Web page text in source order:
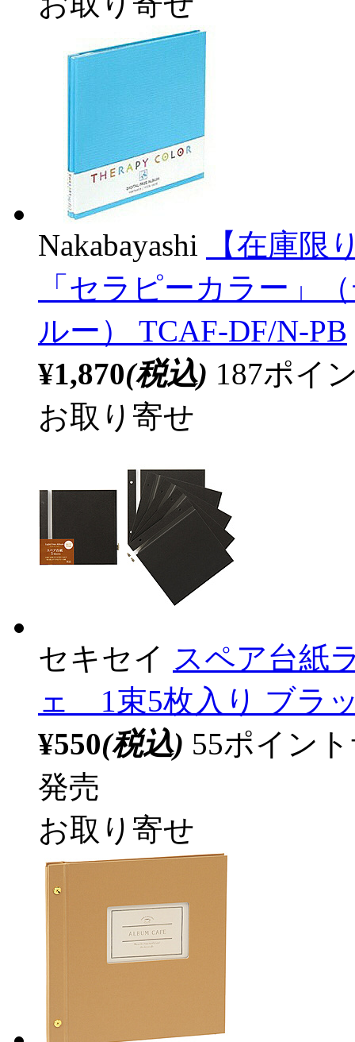
Nakabayashi
【在庫限
「セラピーカラー」
ルー） TCAF-DF/N-PB
¥1,870(税込) 187ポイ
お取り寄せ
セキセイ スペア台紙
ェ 1束5枚入り ブラ
¥550(税込) 55ポイン
発売
お取り寄せ